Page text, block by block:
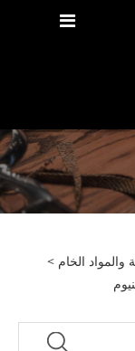
والمواد الخام >